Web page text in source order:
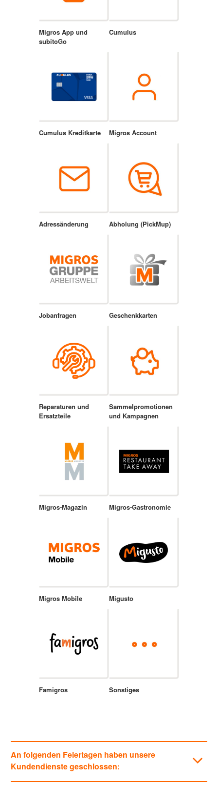
Migros App und
subitoGo
Cumulus
Cumulus Kreditkarte Migros Account
Adressänderung Abholung (PickMup)
Jobanfragen Geschenkkarten
Reparaturen und
Ersatzteile
Sammelpromotionen
und Kampagnen
Migros-Magazin Migros-Gastronomie
Migros Mobile Migusto
Famigros Sonstiges
An folgenden Feiertagen haben unsere
Kundendienste geschlossen: